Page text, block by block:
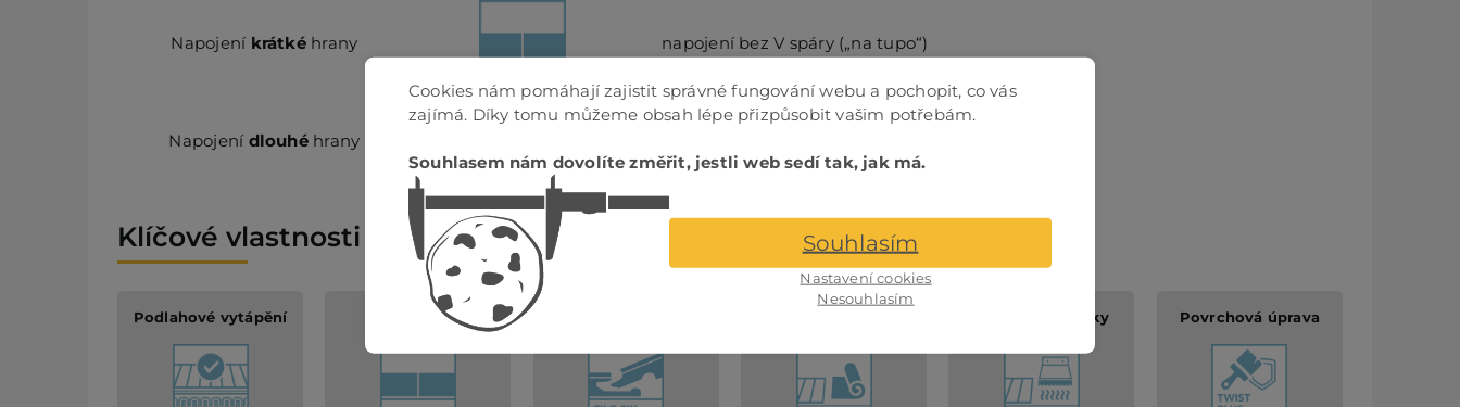
Napojení krátkéhrany napojení bez V spáry („na tupo“)
Napojení dlouhéhrany
Klíčové vlastnosti
Podlahové vytápění Napojení hran Způsob pokládky Povrchová úprava
Cookies nám pomáhají zajistit správné fungování webu a pochopit, co vás
zajímá. Díky tomu můžeme obsah lépe přizpůsobit vašim potřebám.
Souhlasem nám dovolíte změřit, jestli web sedí tak, jak má.
Nastavení cookies
Nesouhlasím
Souhlasím